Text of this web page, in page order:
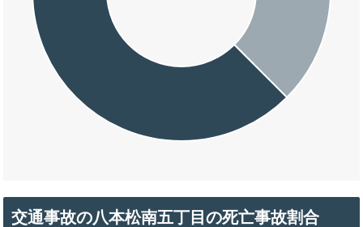
交通事故の八本松南五丁目の死亡事故割合